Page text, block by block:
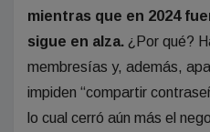
mientras que en 2024
sigue en alza. ¿Por qué?
membresías y, además,
impiden “compartir
lo cual cerró aún más el